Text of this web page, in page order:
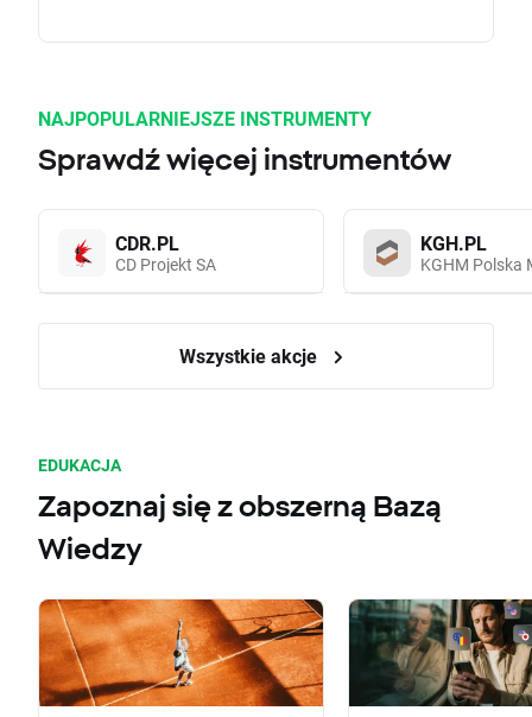
NAJPOPULARNIEJSZE INSTRUMENTY
Sprawdź więcej instrumentów
CDR.PL
CD Projekt SA
KGH.PL
KGHM Polska
Wszystkie akcje
EDUKACJA
Zapoznaj się z obszerną Bazą
Wiedzy